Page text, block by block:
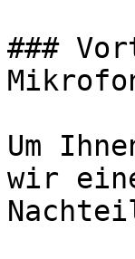
###
Um
wir